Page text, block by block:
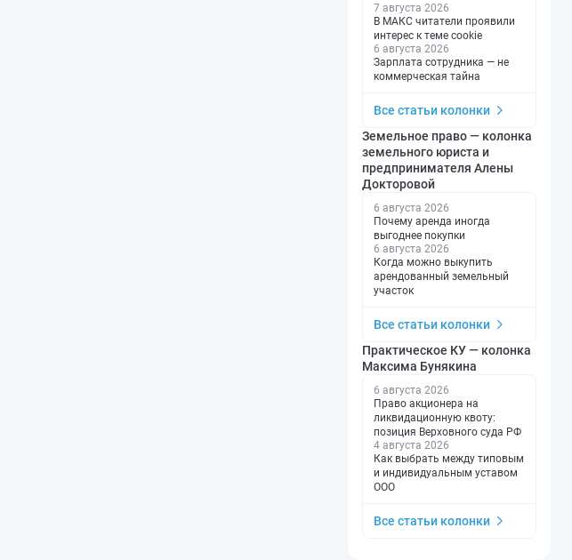
7 августа 2026
В МАКС читатели проявили
интерес к теме cookie
6 августа 2026
Зарплата сотрудника — не
коммерческая тайна
Все статьи колонки
Земельное право — колонка
земельного юриста и
предпринимателя Алены
Докторовой
6 августа 2026
Почему аренда иногда
выгоднее покупки
6 августа 2026
Когда можно выкупить
арендованный земельный
участок
Все статьи колонки
Практическое КУ — колонка
Максима Бунякина
6 августа 2026
Право акционера на
ликвидационную квоту:
позиция Верховного суда РФ
4 августа 2026
Как выбрать между типовым
и индивидуальным уставом
ООО
Все статьи колонки